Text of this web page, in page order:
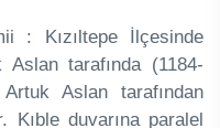
: Kızıltepe İlçesinde
Aslan tarafında (1184-
Aslan tarafından
Kıble duvarına paralel